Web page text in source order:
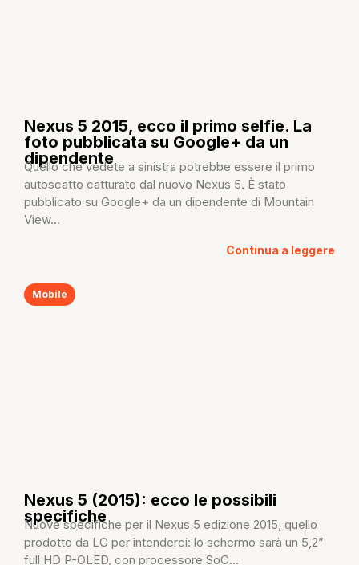
Nexus 5 2015, ecco il primo selfie. La
foto pubblicata su Google+ da un
dipendente
Quello che vedete a sinistra potrebbe essere il primo
autoscatto catturato dal nuovo Nexus 5. È stato
pubblicato su Google+ da un dipendente di Mountain
View...
Continua a leggere
Mobile
Nexus 5 (2015): ecco le possibili
specifiche
Nuove specifiche per il Nexus 5 edizione 2015, quello
prodotto da LG per intenderci: lo schermo sarà un 5,2”
full HD P-OLED, con processore SoC...